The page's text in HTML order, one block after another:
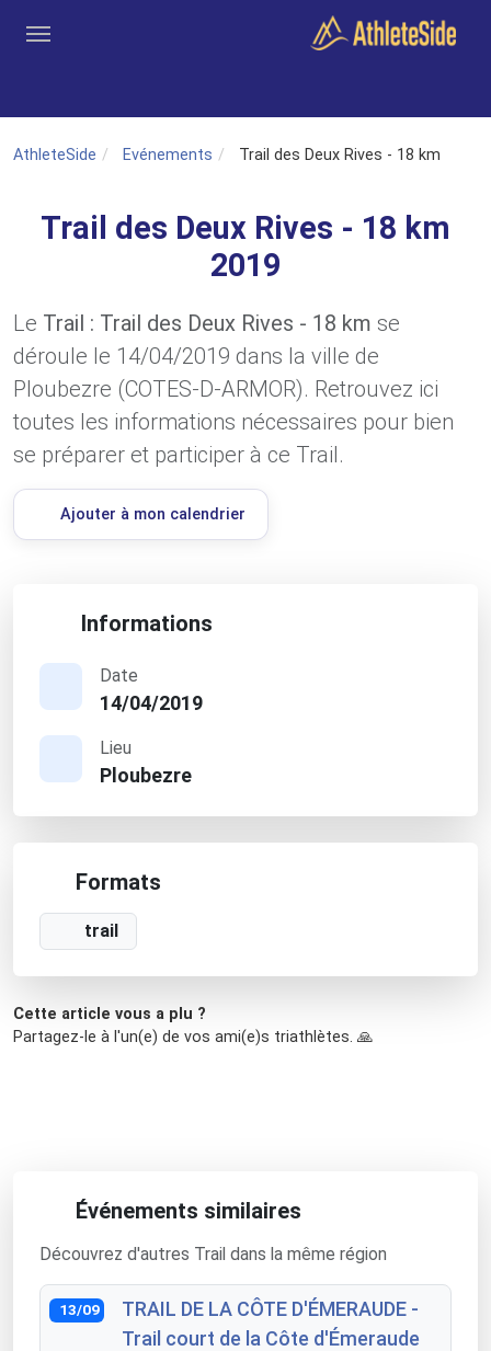
AthleteSide Evénements Trail des Deux Rives - 18 km
Trail des Deux Rives - 18 km
2019
Le Trail : Trail des Deux Rives - 18 km se
déroule le 14/04/2019 dans la ville de
Ploubezre (COTES-D-ARMOR). Retrouvez ici
toutes les informations nécessaires pour bien
se préparer et participer à ce Trail.
Ajouter à mon calendrier
Informations
Date
14/04/2019
Lieu
Ploubezre
Formats
trail
Cette article vous a plu ?
Partagez-le à l'un(e) de vos ami(e)s triathlètes. 🙏
Événements similaires
Découvrez d'autres Trail dans la même région
13/09
TRAIL DE LA CÔTE D'ÉMERAUDE -
Trail court de la Côte d'Émeraude